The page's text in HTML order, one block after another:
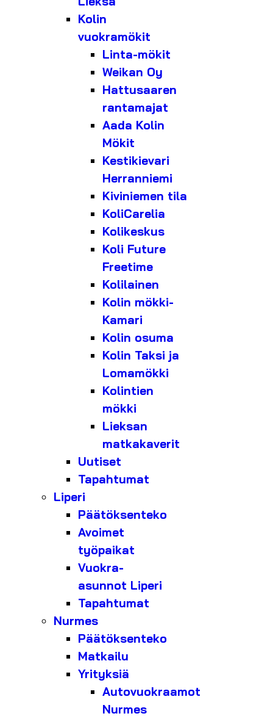
Kolin
vuokramökit
Linta-mökit
Weikan Oy
Hattusaaren
rantamajat
Aada Kolin
Mökit
Kestikievari
Herranniemi
Kiviniemen tila
KoliCarelia
Kolikeskus
Koli Future
Freetime
Kolilainen
Kolin mökki-
Kamari
Kolin osuma
Kolin Taksi ja
Lomamökki
Kolintien
mökki
Lieksan
matkakaverit
Uutiset
Tapahtumat
Liperi
Päätöksenteko
Avoimet
työpaikat
Vuokra-
asunnot Liperi
Tapahtumat
Nurmes
Päätöksenteko
Matkailu
Yrityksiä
Autovuokraamot
Nurmes